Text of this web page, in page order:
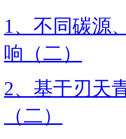
1、不同碳源
响（二）
2、基于刃天
（二）